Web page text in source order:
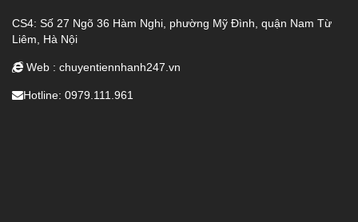
CS4: Số 27 Ngõ 36 Hàm Nghi, phường Mỹ Đình, quận Nam Từ
Liêm, Hà Nội
Web : chuyentiennhanh247.vn
Hotline: 0979.111.961